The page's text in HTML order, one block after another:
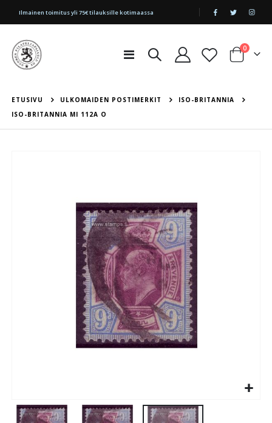
|
Ilmainen toimitus yli 75€ tilauksille kotimaassa
Toggle
Cart
0tuotetta
ETUSIVU ULKOMAIDEN POSTIMERKIT
ISO-BRITANNIA
ISO-BRITANNIA MI 112A O